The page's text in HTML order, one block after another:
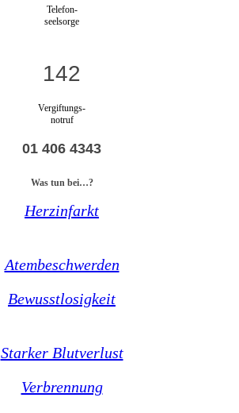
Telefon-
seelsorge
142
Vergiftungs-
notruf
01 406 4343
Was tun bei…?
Herzinfarkt
Atembeschwerden
Bewusstlosigkeit
Starker Blutverlust
Verbrennung